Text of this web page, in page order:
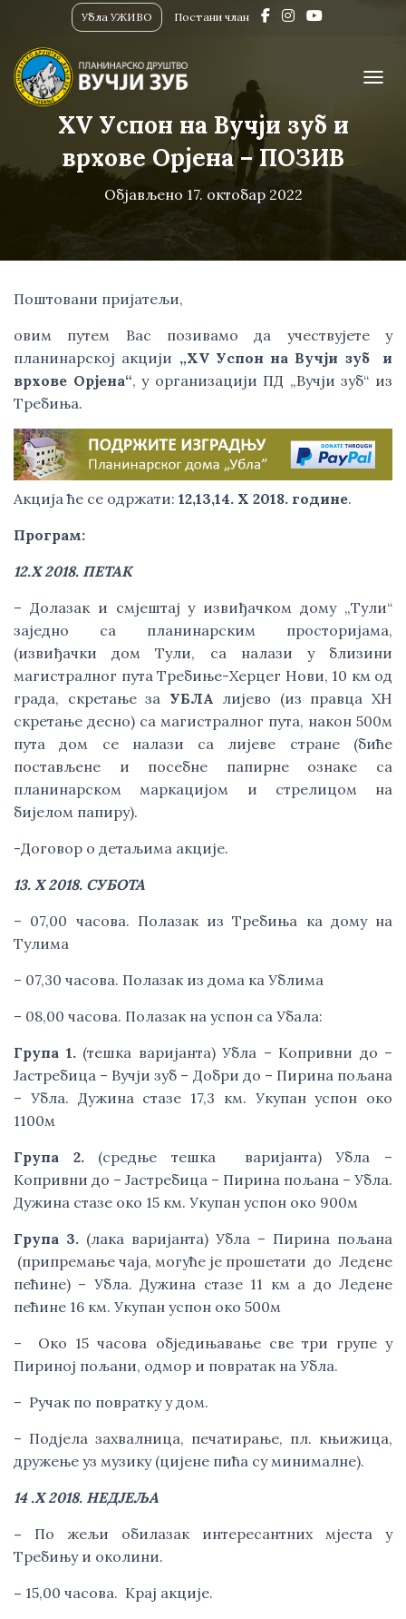
Убла УЖИВО Постани члан
XV Успон на Вучји зуб и
врхове Орјена – ПОЗИВ
Објављено 17. октобар 2022
Поштовани пријатељи,
овим путем Вас позивамо да учествујете у
планинарској акцији „XV Успон на Вучји зуб  и
врхове Орјена“, у организацији ПД „Вучји зуб“ из
Требиња.
Акција ће се одржати: 12,13,14. X 2018. године.
Програм:
12.X 2018. ПЕТАК
– Долазак и смјештај у извиђачком дому „Тули“
заједно са планинарским просторијама,
(извиђачки дом Тули, са налази у близини
магистралног пута Требиње-Херцег Нови, 10 км од
града, скретање за УБЛА лијево (из правца ХН
скретање десно) са магистралног пута, након 500м
пута дом се налази са лијеве стране (биће
постављене и посебне папирне ознаке са
планинарском маркацијом и стрелицом на
бијелом папиру).
-Договор о детаљима акције.
13. X 2018. СУБОТА
– 07,00 часова. Полазак из Требиња ка дому на
Тулима
– 07,30 часова. Полазак из дома ка Ублима
– 08,00 часова. Полазак на успон са Убала:
Група 1. (тешка варијанта) Убла – Копривни до –
Јастребица – Вучји зуб – Добри до – Пирина пољана
– Убла. Дужина стазе 17,3 км. Укупан успон око
1100м
Група 2. (средње тешка  варијанта) Убла –
Копривни до – Јастребица – Пирина пољана – Убла.
Дужина стазе око 15 км. Укупан успон око 900м
Група 3. (лака варијанта) Убла – Пирина пољана
(припремање чаја, могуће је прошетати  до  Ледене
пећине) – Убла. Дужина стазе 11 км а до Ледене
пећине 16 км. Укупан успон око 500м
–  Око 15 часова обједињавање све три групе у
Пириној пољани, одмор и повратак на Убла.
–  Ручак по повратку у дом.
– Подјела захвалница, печатирање, пл. књижица,
дружење уз музику (цијене пића су минималне).
14 .X 2018. НЕДЈЕЉА
– По жељи обилазак интересантних мјеста у
Требињу и околини.
– 15,00 часова.  Крај акције.